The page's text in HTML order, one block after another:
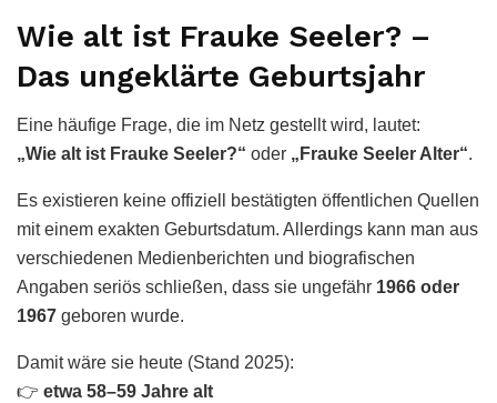
Wie alt ist Frauke Seeler? –
Das ungeklärte Geburtsjahr
Eine häufige Frage, die im Netz gestellt wird, lautet:
„Wie alt ist Frauke Seeler?“ oder „Frauke Seeler Alter“.
Es existieren keine offiziell bestätigten öffentlichen Quellen
mit einem exakten Geburtsdatum. Allerdings kann man aus
verschiedenen Medienberichten und biografischen
Angaben seriös schließen, dass sie ungefähr 1966 oder
1967 geboren wurde.
Damit wäre sie heute (Stand 2025):
👉 etwa 58–59 Jahre alt